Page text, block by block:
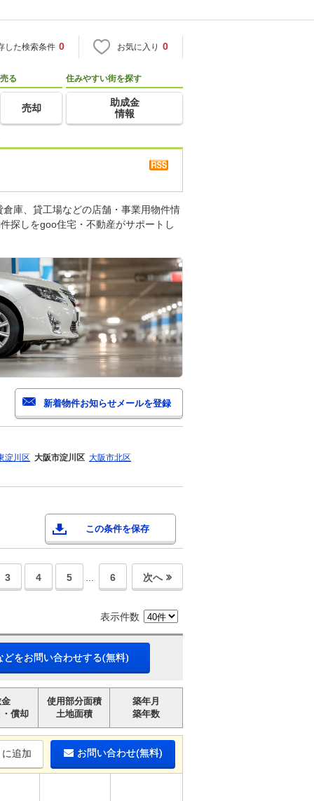
した検索条件 0 お気に入り 0
売る
売却
住みやすい街を探す
助成金
情報
庫、貸工場などの店舗・事業用物件情
探しをgoo住宅・不動産がサポートし
淀川区 大阪市淀川区 大阪市北区
この条件を保存
3 4 5 … 6 次へ
表示件数
どをお問い合わせする(無料)
償却
使用部分面積
土地面積
築年月
築年数
追加 お問い合わせ(無料)